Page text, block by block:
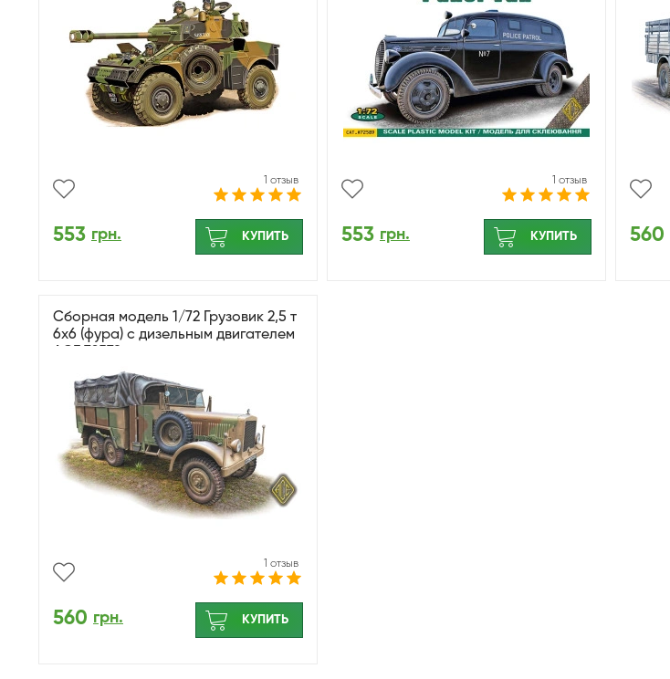
1 отзыв
553 грн. КУПИТЬ
1 отзыв
553 грн. КУПИТЬ 560
Сборная модель 1/72 Грузовик 2,5 т
6x6 (фура) с дизельным двигателем
1 отзыв
560 грн. КУПИТЬ